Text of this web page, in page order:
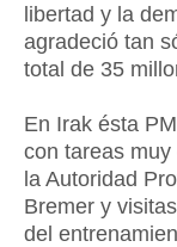
libertad y la
agradeció tan
total de 35
En Irak ésta
con tareas
la Autoridad
Bremer y
del